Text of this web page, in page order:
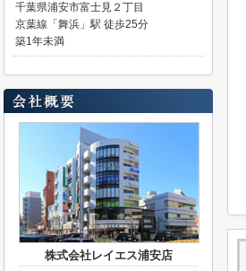
千葉県浦安市富士見２丁目
京葉線「舞浜」駅 徒歩25分
築1年未満
株式会社レイエス浦安店